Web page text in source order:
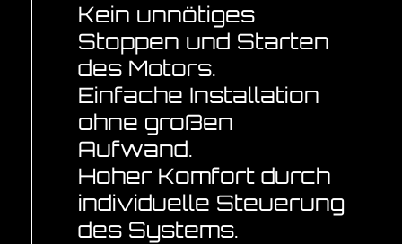
Kein unnötiges
Stoppen und Starten
des Motors.
Einfache Installation
ohne großen
Aufwand.
Hoher Komfort durch
individuelle Steuerung
des Systems.